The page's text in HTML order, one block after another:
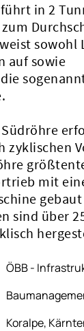
in 2
sowohl
auf sowie
zyklischen
mit
sind über
ÖBB -
Koralpe,